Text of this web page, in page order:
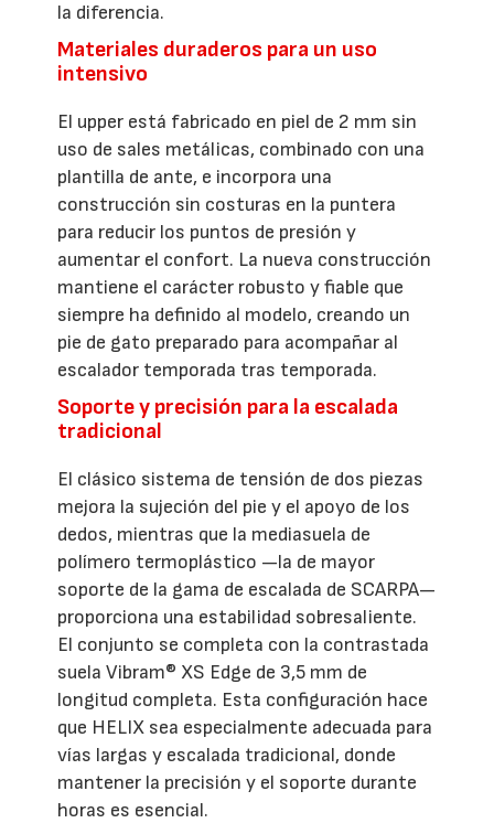
la diferencia.
Materiales duraderos para un uso
intensivo
El upper está fabricado en piel de 2 mm sin
uso de sales metálicas, combinado con una
plantilla de ante, e incorpora una
construcción sin costuras en la puntera
para reducir los puntos de presión y
aumentar el confort. La nueva construcción
mantiene el carácter robusto y fiable que
siempre ha definido al modelo, creando un
pie de gato preparado para acompañar al
escalador temporada tras temporada.
Soporte y precisión para la escalada
tradicional
El clásico sistema de tensión de dos piezas
mejora la sujeción del pie y el apoyo de los
dedos, mientras que la mediasuela de
polímero termoplástico —la de mayor
soporte de la gama de escalada de SCARPA—
proporciona una estabilidad sobresaliente.
El conjunto se completa con la contrastada
suela Vibram® XS Edge de 3,5 mm de
longitud completa. Esta configuración hace
que HELIX sea especialmente adecuada para
vías largas y escalada tradicional, donde
mantener la precisión y el soporte durante
horas es esencial.